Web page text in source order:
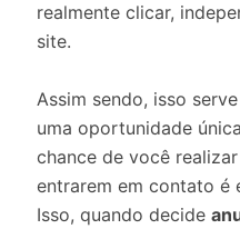
realmente clicar,
site.
Assim sendo, isso
uma oportunidade
chance de você
entrarem em contato é
Isso, quando decide